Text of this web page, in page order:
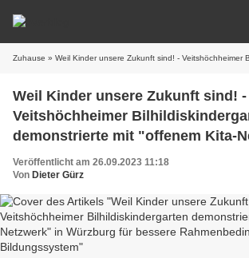
Zuhause » Weil Kinder unsere Zukunft sind! - Veitshöchheimer Bilhildiskindergarten demonstrierte mit "offenem Kita-Netzwerk" in
Weil Kinder unsere Zukunft sind! -
Veitshöchheimer
demonstrierte mit "offenem Kita-
Würzburg für bessere
Bildungssystem
Veröffentlicht am 26.09.2023 11:18
Von Dieter Gürz